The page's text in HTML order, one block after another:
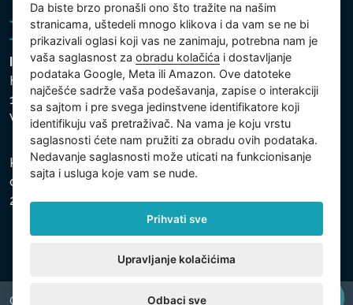
Intex Trading, s.r.o.
Hradecká 2526/3
130 00 Praha 3
Vinohrady - Česká republika
Kompanija je registrovana u Opštinskom sudu u Pragu,
odeljak C, uložak 74759, Identifikacioni broj kompanije:
26150808, Poreski identifikacioni broj: CZ26150808.
Copyright © 2026 INTEX TRADING s.r.o. All rights reserved.
Da biste brzo pronašli ono što tražite na našim
stranicama, uštedeli mnogo klikova i da vam se ne bi
prikazivali oglasi koji vas ne zanimaju, potrebna nam je
vaša saglasnost zaobradu kolačića i dostavljanje
podataka Google, Meta ili Amazon. Ove datoteke
najčešće sadrže vaša podešavanja, zapise o interakciji
sa sajtom i pre svega jedinstvene identifikatore koji
identifikuju vaš pretraživač. Na vama je koju vrstu
saglasnosti ćete nam pružiti za obradu ovih podataka.
Nedavanje saglasnosti može uticati na funkcionisanje
sajta i usluga koje vam se nude.
Prihvati sve
Upravljanje kolačićima
Odbaci sve